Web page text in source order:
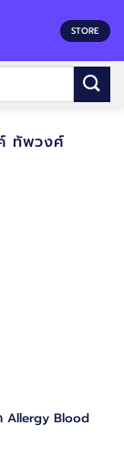
STORE
ทัพวงศ์
Allergy Blood